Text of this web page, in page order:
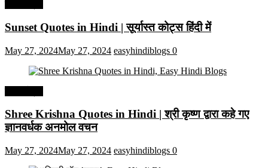
Sunset Quotes in Hindi | सूर्यास्त कोट्स हिंदी में
May 27, 2024May 27, 2024 easyhindiblogs 0
Shree Krishna Quotes in Hindi | श्री कृष्ण द्वारा कहे गए
ज्ञानवर्धक अनमोल वचन
May 27, 2024May 27, 2024 easyhindiblogs 0